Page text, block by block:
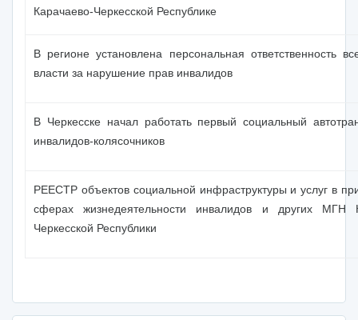
Карачаево-Черкесской Республике
В регионе установлена персональная ответственность
власти за нарушение прав инвалидов
В Черкесске начал работать первый социальный
инвалидов-колясочников
РЕЕСТР объектов социальной инфраструктуры и услуг в
сферах жизнедеятельности инвалидов и других МГН
Черкесской Республики